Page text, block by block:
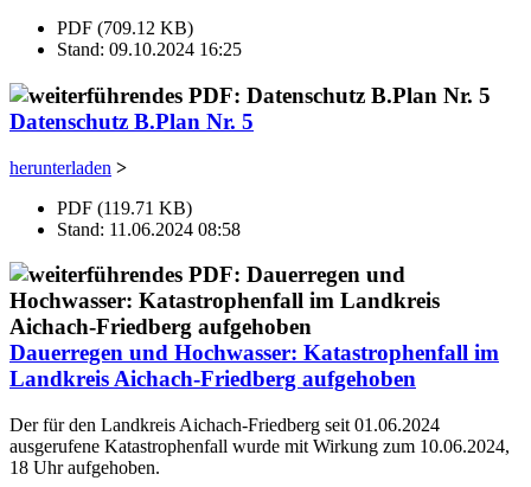
PDF (709.12 KB)
Stand: 09.10.2024 16:25
Datenschutz B.Plan Nr. 5
herunterladen >
PDF (119.71 KB)
Stand: 11.06.2024 08:58
Dauerregen und Hochwasser: Katastrophenfall im
Landkreis Aichach-Friedberg aufgehoben
Der für den Landkreis Aichach-Friedberg seit 01.06.2024
ausgerufene Katastrophenfall wurde mit Wirkung zum 10.06.2024,
18 Uhr aufgehoben.